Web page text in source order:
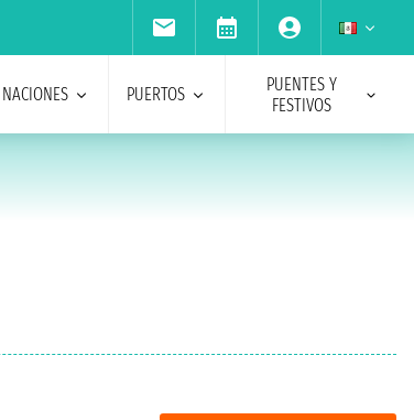
NACIONES PUERTOS
PUENTES Y
FESTIVOS